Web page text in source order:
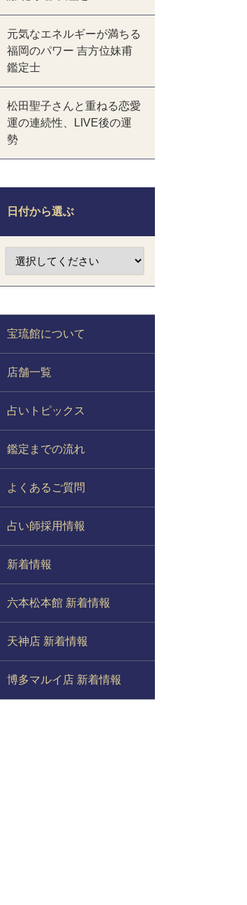
元気なエネルギーが満ちる
福岡のパワー 吉方位妹甫
鑑定士
松田聖子さんと重ねる恋愛
運の連続性、LIVE後の運
勢
日付から選ぶ
宝琉館について
店舗一覧
占いトピックス
鑑定までの流れ
よくあるご質問
占い師採用情報
新着情報
六本松本館 新着情報
天神店 新着情報
博多マルイ店 新着情報